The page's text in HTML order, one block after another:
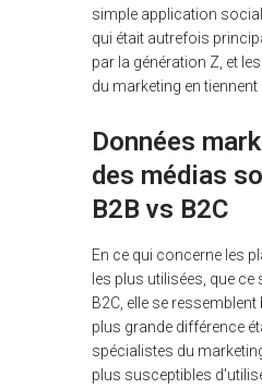
simple application
qui était autrefois
par la génération Z, et
du marketing en tiennent
Données
des médias
B2B vs B2C
En ce qui concerne les
les plus utilisées, que ce
B2C, elle se
plus grande différence
spécialistes du
plus susceptibles